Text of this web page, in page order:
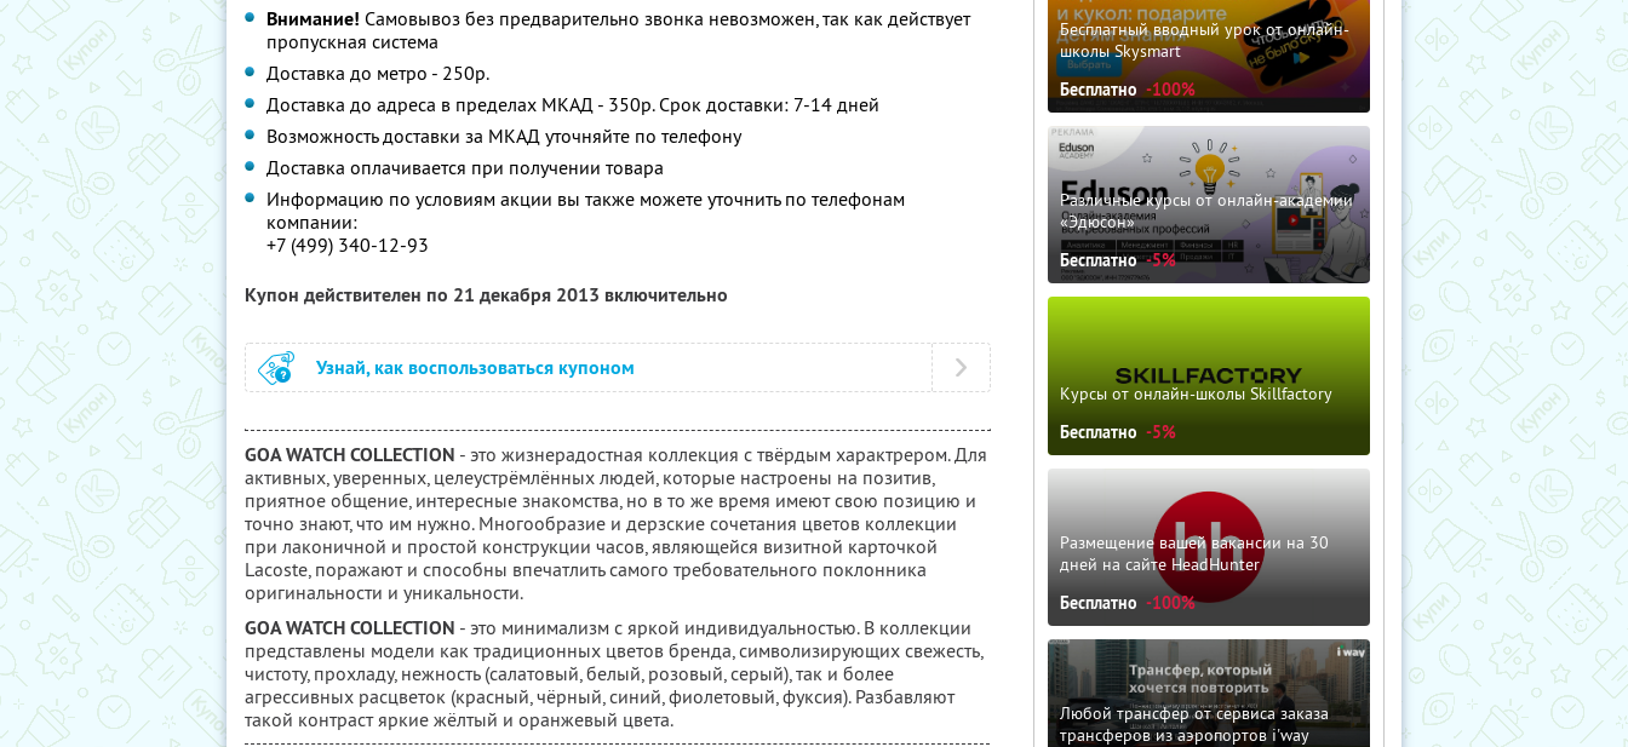
Внимание! Самовывоз без предварительно звонка невозможен, так как действует
пропускная система
Доставка до метро - 250р.
Доставка до адреса в пределах МКАД - 350р. Срок доставки: 7-14 дней
Возможность доставки за МКАД уточняйте по телефону
Доставка оплачивается при получении товара
Информацию по условиям акции вы также можете уточнить по телефонам
компании:
+7 (499) 340-12-93
Купон действителен по 21 декабря 2013 включительно
Узнай, как воспользоваться купоном
GOA WATCH COLLECTION - это жизнерадостная коллекция с твёрдым характрером. Для
активных, уверенных, целеустрёмлённых людей, которые настроены на позитив,
приятное общение, интересные знакомства, но в то же время имеют свою позицию и
точно знают, что им нужно. Многообразие и дерзские сочетания цветов коллекции
при лаконичной и простой конструкции часов, являющейся визитной карточкой
Lacoste, поражают и способны впечатлить самого требовательного поклонника
оригинальности и уникальности.
GOA WATCH COLLECTION - это минимализм с яркой индивидуальностью. В коллекции
представлены модели как традиционных цветов бренда, символизирующих свежесть,
чистоту, прохладу, нежность (салатовый, белый, розовый, серый), так и более
агрессивных расцветок (красный, чёрный, синий, фиолетовый, фуксия). Разбавляют
такой контраст яркие жёлтый и оранжевый цвета.
Бесплатный вводный урок от онлайн-
школы Skysmart
Бесплатно -100%
Различные курсы от онлайн-академии
«Эдюсон»
Бесплатно -5%
Курсы от онлайн-школы Skillfactory
Бесплатно -5%
Размещение вашей вакансии на 30
дней на сайте HeadHunter
Бесплатно -100%
Любой трансфер от сервиса заказа
трансферов из аэропортов i'way